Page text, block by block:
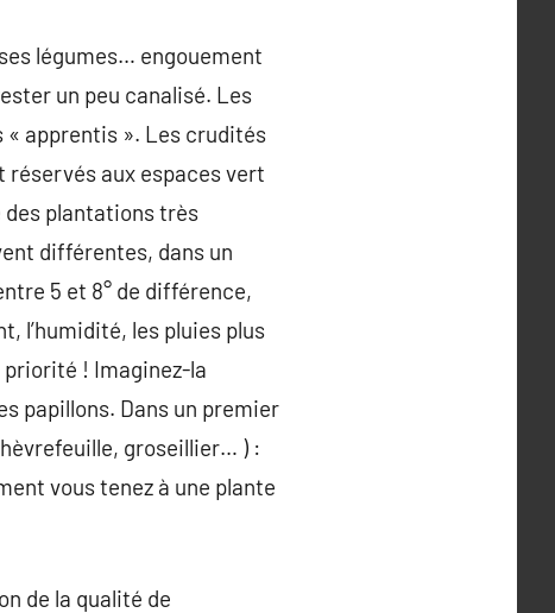
légumes… engouement
un peu canalisé. Les
apprentis ». Les crudités
aux espaces vert
des plantations très
différentes, dans un
5 et 8° de différence,
l’humidité, les pluies plus
! Imaginez-la
papillons. Dans un premier
groseillier… ) :
vous tenez à une plante
de la qualité de